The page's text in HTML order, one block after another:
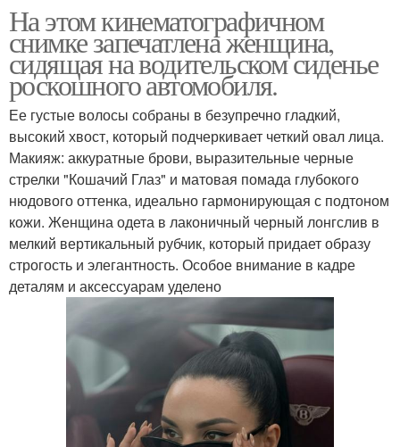
На этом кинематографичном
снимке запечатлена женщина,
сидящая на водительском сиденье
роскошного автомобиля.
Ее густые волосы собраны в безупречно гладкий,
высокий хвост, который подчеркивает четкий овал лица.
Макияж: аккуратные брови, выразительные черные
стрелки "Кошачий Глаз" и матовая помада глубокого
нюдового оттенка, идеально гармонирующая с подтоном
кожи. Женщина одета в лаконичный черный лонгслив в
мелкий вертикальный рубчик, который придает образу
строгость и элегантность. Особое внимание в кадре
деталям и аксессуарам уделено